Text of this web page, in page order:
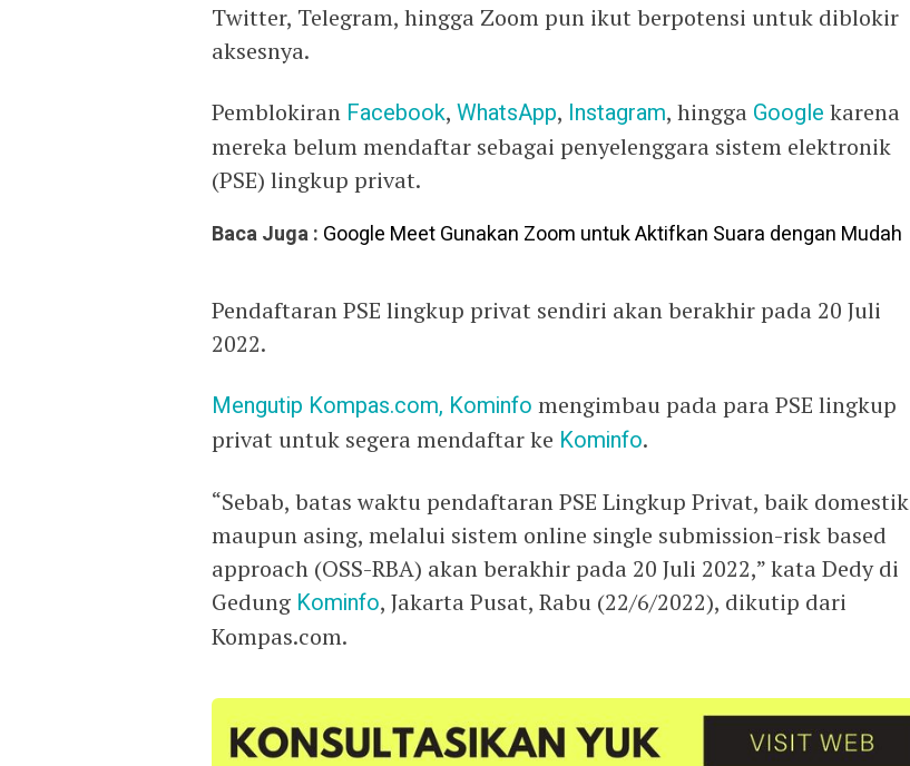
Twitter, Telegram, hingga Zoom pun ikut berpotensi untuk diblokir
aksesnya.
Pemblokiran Facebook, WhatsApp, Instagram, hingga Google karena
mereka belum mendaftar sebagai penyelenggara sistem elektronik
(PSE) lingkup privat.
Baca Juga : Google Meet Gunakan Zoom untuk Aktifkan Suara dengan Mudah
Pendaftaran PSE lingkup privat sendiri akan berakhir pada 20 Juli
2022.
Mengutip Kompas.com, Kominfo mengimbau pada para PSE lingkup
privat untuk segera mendaftar ke Kominfo.
“Sebab, batas waktu pendaftaran PSE Lingkup Privat, baik domestik
maupun asing, melalui sistem online single submission-risk based
approach (OSS-RBA) akan berakhir pada 20 Juli 2022,” kata Dedy di
Gedung Kominfo, Jakarta Pusat, Rabu (22/6/2022), dikutip dari
Kompas.com.